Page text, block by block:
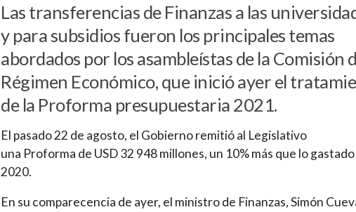
Las transferencias de Finanzas a las
y para subsidios fueron los principales temas
abordados por los asambleístas de la Comisión
Régimen Económico, que inició ayer el
de la Proforma presupuestaria 2021.
El pasado 22 de agosto, el Gobierno remitió al Legislativo
una Proforma de USD 32 948 millones, un 10% más que lo
2020.
En su comparecencia de ayer, el ministro de Finanzas, Simón